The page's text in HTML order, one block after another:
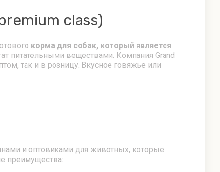
class)
корма для собак, который является
питательными веществами. Компания Grand
так и в розницу. Вкусное говяжье или
и оптовиками для животных, которые
преимущества: